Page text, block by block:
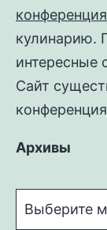
конференция
кулинарию.
интересные
Сайт
Архивы